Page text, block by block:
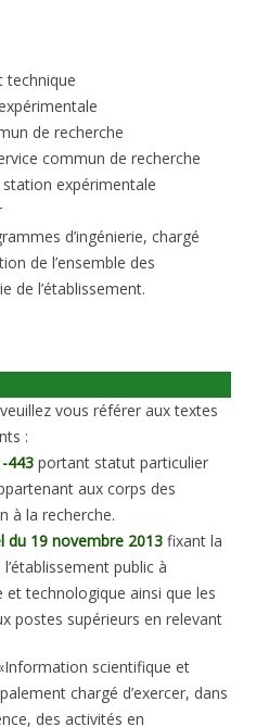
technique
de recherche
commun de recherche
expérimentale
d’ingénierie, chargé
de l’ensemble des
de l’établissement.
vous référer aux textes
:
443 portant statut particulier
aux corps des
à la recherche.
du 19 novembre 2013 fixant la
public à
et technologique ainsi que les
postes supérieurs en relevant
scientifique et
chargé d’exercer, dans
des activités en